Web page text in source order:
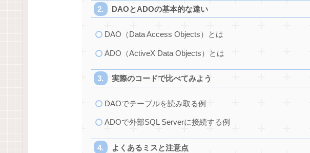
DAOとADOの基本的な違い
DAO（Data Access Objects）とは
ADO（ActiveX Data Objects）とは
実際のコードで比べてみよう
DAOでテーブルを読み取る例
ADOで外部SQL Serverに接続する例
よくあるミスと注意点